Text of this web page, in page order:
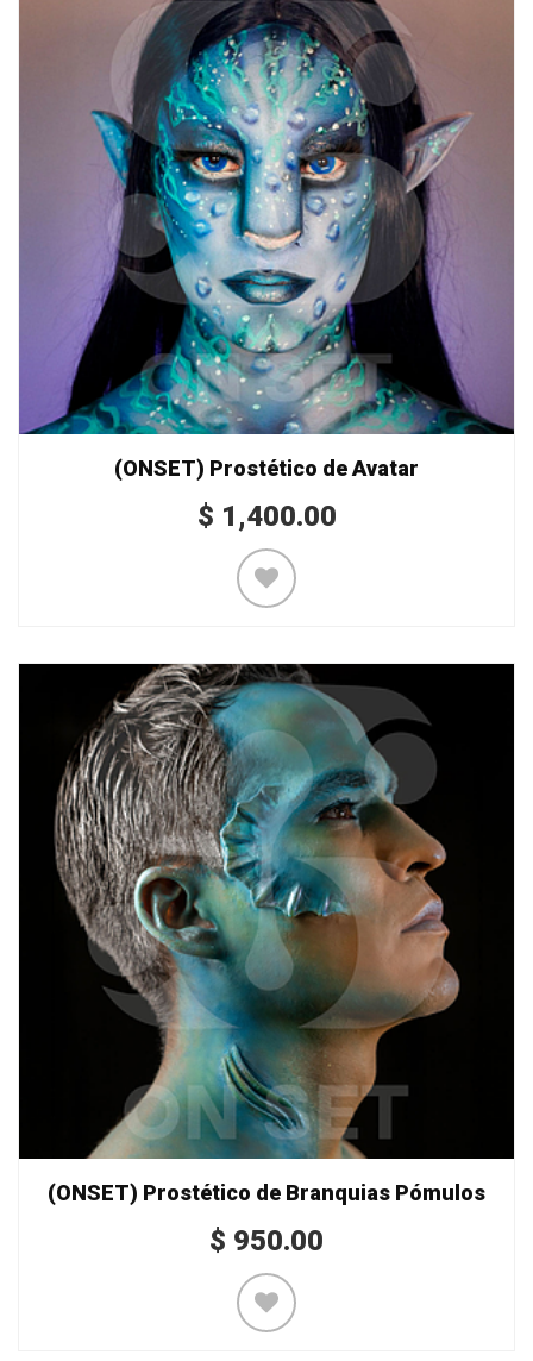
(ONSET) Prostético de Avatar
$ 1,400.00
(ONSET) Prostético de Branquias Pómulos
$ 950.00